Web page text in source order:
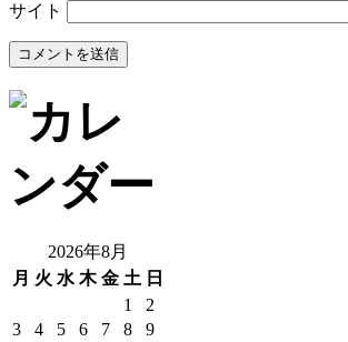
サイト
2026年8月
月 火 水 木 金 土 日
1
2
3
4 5 6 7 8
9